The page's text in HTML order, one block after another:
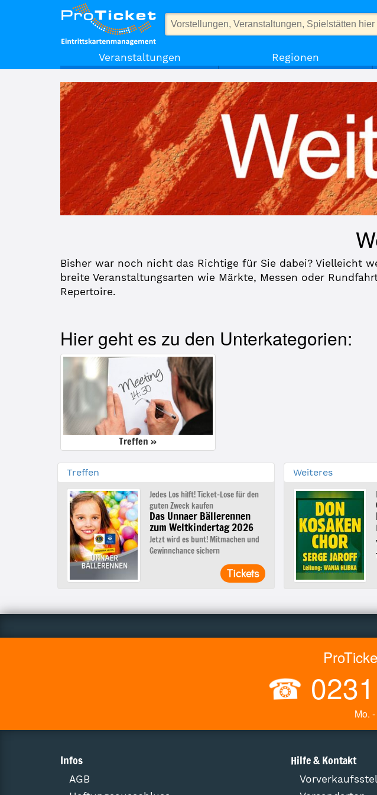
Veranstaltungen Regionen
Bisher war noch nicht das Richtige für Sie dabei? Vielleicht
breite Veranstaltungsarten wie Märkte, Messen oder
Repertoire.
Hier geht es zu den Unterkategorien:
Treffen »
Treffen
Jedes Los hilft! Ticket-Lose für den
guten Zweck kaufen
Das Unnaer Bällerennen
zum Weltkindertag 2026
Jetzt wird es bunt! Mitmachen und
Gewinnchance sichern
Tickets
Weiteres
☎
Mo.
Infos
AGB
Hilfe & Kontakt